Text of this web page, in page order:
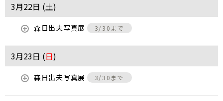
3月22日 (土)
森日出夫写真展 3/30まで
3月23日 (日)
森日出夫写真展 3/30まで